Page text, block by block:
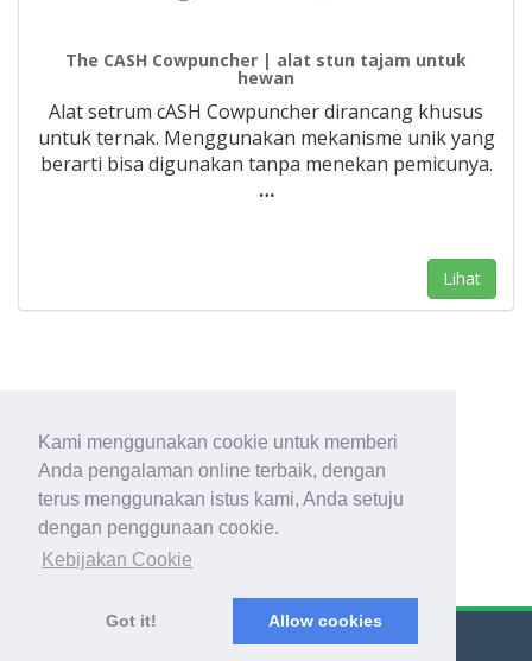
Kami menggunakan cookie untuk memberi
Anda pengalaman online terbaik, dengan
terus menggunakan istus kami, Anda setuju
dengan penggunaan cookie.
Kebijakan Cookie
Got it! Allow cookies
The CASH Cowpuncher | alat stun tajam untuk
hewan
Alat setrum cASH Cowpuncher dirancang khusus
untuk ternak. Menggunakan mekanisme unik yang
berarti bisa digunakan tanpa menekan pemicunya.
…
Lihat
© Export Worldwide 2026